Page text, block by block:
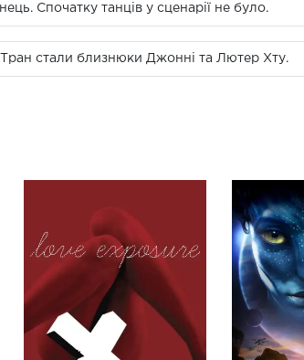
Спочатку танців у сценарії не було.
Тран стали близнюки Джонні та Лютер Хту.